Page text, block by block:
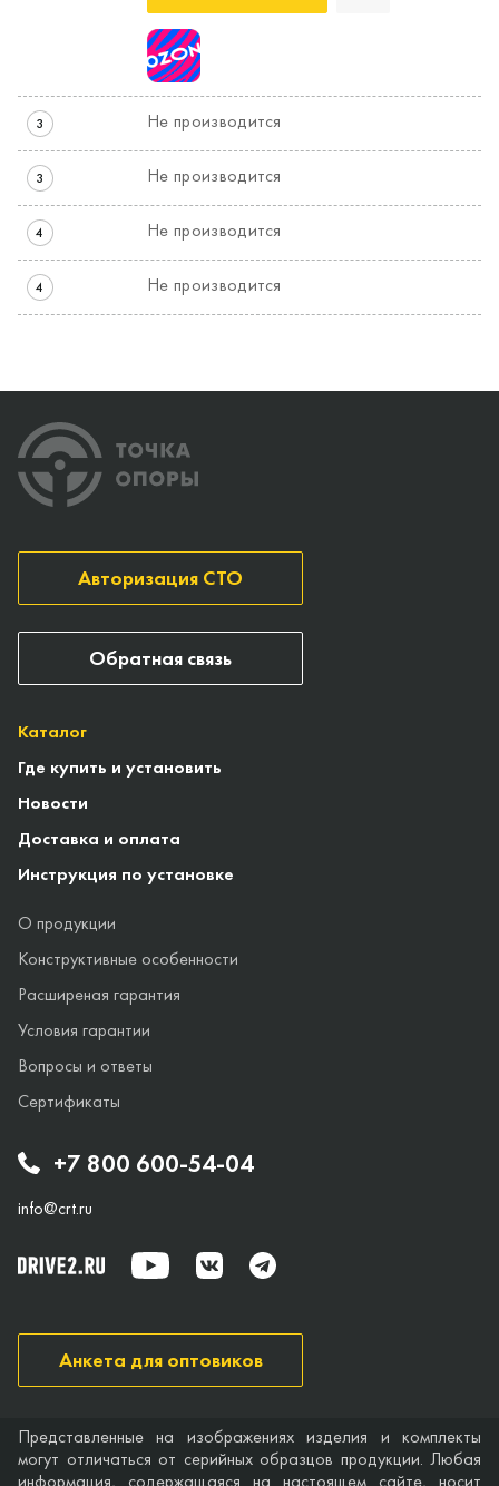
3 Не производится
3 Не производится
4 Не производится
4 Не производится
+7 800 600-54-04
info@crt.ru
Каталог
Где купить и установить
Новости
Доставка и оплата
Инструкция по установке
О продукции
Конструктивные особенности
Расширеная гарантия
Условия гарантии
Вопросы и ответы
Сертификаты
Авторизация СТО
Анкета для оптовиков
Обратная связь
Представленные на изображениях изделия и комплекты
могут отличаться от серийных образцов продукции. Любая
информация, содержащаяся на настоящем сайте, носит